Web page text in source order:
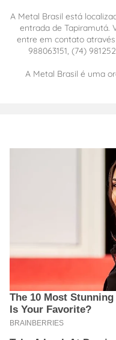
A Metal Brasil está
entrada de Tapiramutá.
entre em contato
988063151, (74)
A Metal Brasil é uma